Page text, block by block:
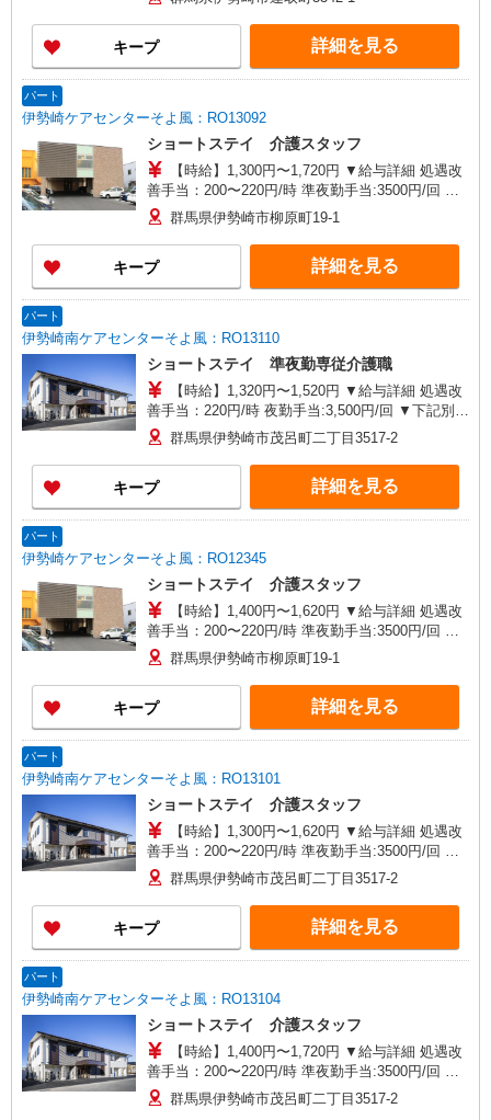
キープ 詳細を見る
パート
伊勢崎ケアセンターそよ風：RO13092
ショートステイ 介護スタッフ
【時給】1,300円〜1,720円 ▼給与詳細 処遇改
善手当：200〜220円/時 準夜勤手当:3500円/回 ▼
下記別途支給 通勤手当 年末年始手当：380円/時
寸志あり：年2回（6月・12月） ※業績による ※
処遇改善手当は試用期間中(3ヶ月)は支給なし
群馬県伊勢崎市柳原町19-1
キープ 詳細を見る
パート
伊勢崎南ケアセンターそよ風：RO13110
ショートステイ 準夜勤専従介護職
【時給】1,320円〜1,520円 ▼給与詳細 処遇改
善手当：220円/時 夜勤手当:3,500円/回 ▼下記別途
支給 通勤手当 年末年始手当：380円/時 寸志あ
り：年2回（6月・12月） ※業績による ※処遇改
善手当は試用期間中(3ヶ月)は支給なし
群馬県伊勢崎市茂呂町二丁目3517-2
キープ 詳細を見る
パート
伊勢崎ケアセンターそよ風：RO12345
ショートステイ 介護スタッフ
【時給】1,400円〜1,620円 ▼給与詳細 処遇改
善手当：200〜220円/時 準夜勤手当:3500円/回 ▼
下記別途支給 通勤手当 年末年始手当：380円/時
寸志あり：年2回（6月・12月） ※業績による ※
処遇改善手当は試用期間中(3ヶ月)は支給なし
群馬県伊勢崎市柳原町19-1
キープ 詳細を見る
パート
伊勢崎南ケアセンターそよ風：RO13101
ショートステイ 介護スタッフ
【時給】1,300円〜1,620円 ▼給与詳細 処遇改
善手当：200〜220円/時 準夜勤手当:3500円/回 ▼
下記別途支給 通勤手当 年末年始手当：380円/時
寸志あり：年2回（6月・12月） ※業績による ※
処遇改善手当は試用期間中(3ヶ月)は支給なし
群馬県伊勢崎市茂呂町二丁目3517-2
キープ 詳細を見る
パート
伊勢崎南ケアセンターそよ風：RO13104
ショートステイ 介護スタッフ
【時給】1,400円〜1,720円 ▼給与詳細 処遇改
善手当：200〜220円/時 準夜勤手当:3500円/回 ▼
下記別途支給 通勤手当 年末年始手当：380円/時
寸志あり：年2回（6月・12月） ※業績による ※
群馬県伊勢崎市茂呂町二丁目3517-2